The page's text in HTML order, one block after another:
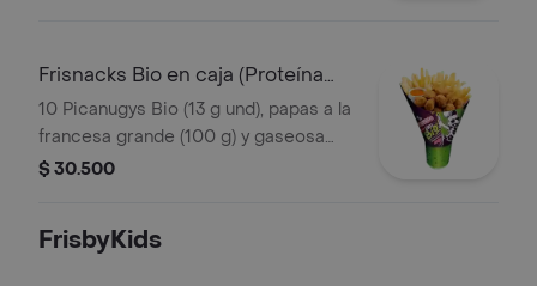
Frisnacks Bio en caja (Proteína
Vegetal)
10 Picanugys Bio (13 g und), papas a la
francesa grande (100 g) y gaseosa
(470 ml)
$ 30.500
FrisbyKids